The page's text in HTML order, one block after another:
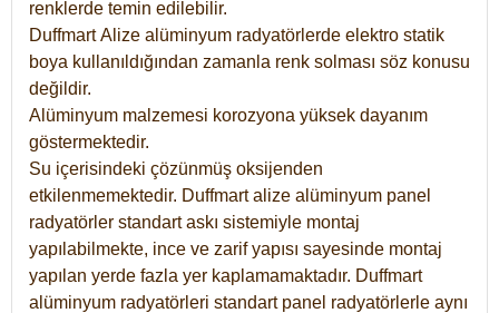
renklerde temin edilebilir.
DuffmartAlize alüminyum radyatörlerde elektro statik
boya kullanıldığından zamanla renk solması söz konusu
değildir.
Alüminyum malzemesi korozyona yüksek dayanım
göstermektedir.
Su içerisindeki çözünmüş oksijenden
etkilenmemektedir. Duffmart alize alüminyum panel
radyatörler standart askı sistemiyle montaj
yapılabilmekte, ince ve zarif yapısı sayesinde montaj
yapılan yerde fazla yer kaplamamaktadır. Duffmart
alüminyum radyatörleri standart panel radyatörlerle aynı